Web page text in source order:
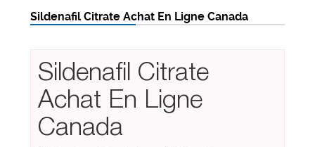
Sildenafil Citrate Achat En Ligne Canada
Sildenafil Citrate
Achat En Ligne
Canada